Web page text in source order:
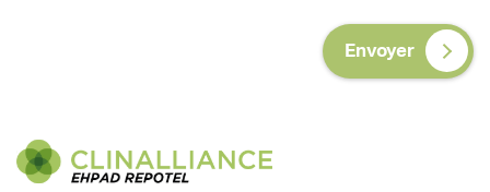
Envoyer